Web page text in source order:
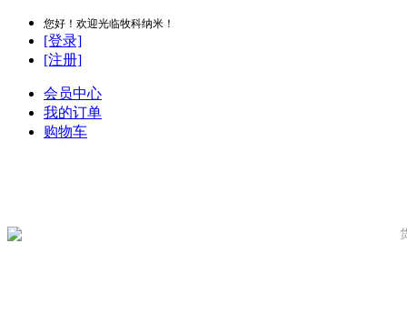
您好！欢迎光临牧科纳米！
[登录]
[注册]
会员中心
我的订单
购物车